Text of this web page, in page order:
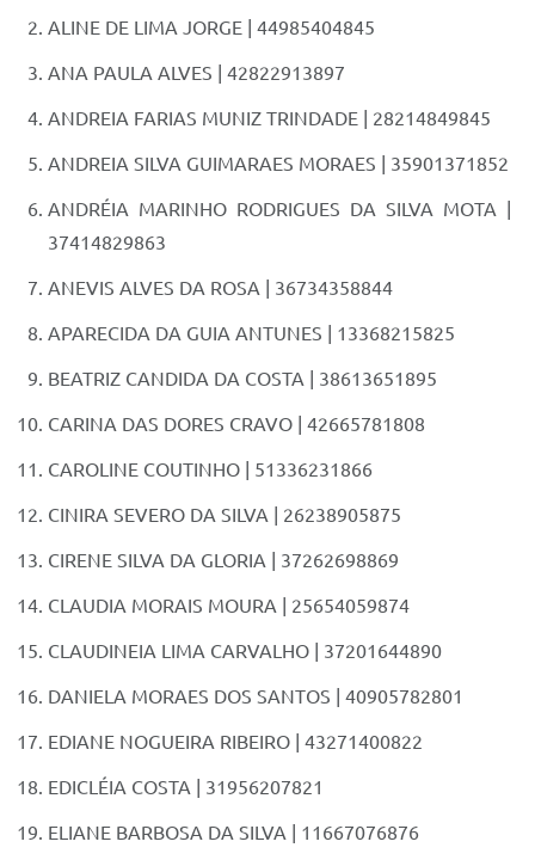
ALINE DE LIMA JORGE | 44985404845
ANA PAULA ALVES | 42822913897
ANDREIA FARIAS MUNIZ TRINDADE | 28214849845
ANDREIA SILVA GUIMARAES MORAES | 35901371852
ANDRÉIA MARINHO RODRIGUES DA SILVA MOTA |
37414829863
ANEVIS ALVES DA ROSA | 36734358844
APARECIDA DA GUIA ANTUNES | 13368215825
BEATRIZ CANDIDA DA COSTA | 38613651895
CARINA DAS DORES CRAVO | 42665781808
CAROLINE COUTINHO | 51336231866
CINIRA SEVERO DA SILVA | 26238905875
CIRENE SILVA DA GLORIA | 37262698869
CLAUDIA MORAIS MOURA | 25654059874
CLAUDINEIA LIMA CARVALHO | 37201644890
DANIELA MORAES DOS SANTOS | 40905782801
EDIANE NOGUEIRA RIBEIRO | 43271400822
EDICLÉIA COSTA | 31956207821
ELIANE BARBOSA DA SILVA | 11667076876